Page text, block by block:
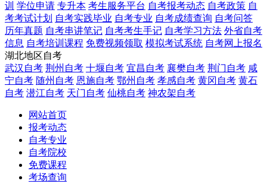
训 学位申请 专升本 考生服务平台 自考报考动态 自考政策 自
考考试计划 自考实践毕业 自考专业 自考成绩查询 自考问答
历年真题 自考串讲笔记 自考考生手记 自考学习方法 外省自考
信息 自考培训课程 免费视频领取 模拟考试系统 自考网上报名
湖北地区自考
武汉自考 荆州自考 十堰自考 宜昌自考 襄樊自考 荆门自考 咸
宁自考 随州自考 恩施自考 鄂州自考 孝感自考 黄冈自考 黄石
自考 潜江自考 天门自考 仙桃自考 神农架自考
网站首页
报考动态
自考专业
自考院校
免费课程
考场查询